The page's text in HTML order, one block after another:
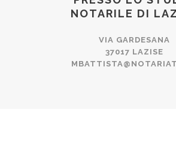
NOTARILE DI
VIA GARDESANA
37017 LAZISE